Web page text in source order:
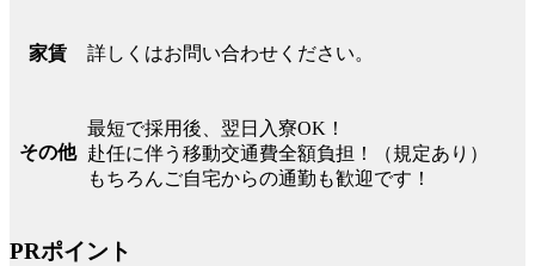
家賃 詳しくはお問い合わせください。
その他
最短で採用後、翌日入寮OK！
赴任に伴う移動交通費全額負担！（規定あり）
もちろんご自宅からの通勤も歓迎です！
PRポイント